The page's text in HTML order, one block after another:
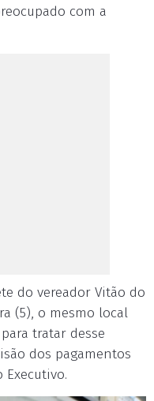
com a
do vereador Vitão do
(5), o mesmo local
tratar desse
dos pagamentos